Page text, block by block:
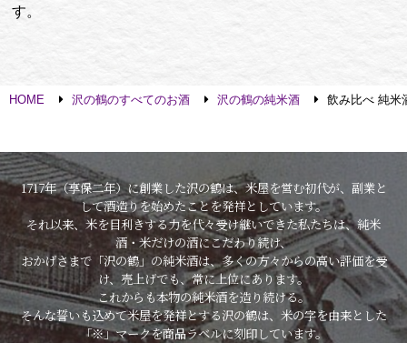
す。
HOME 沢の鶴のすべてのお酒 沢の鶴の純米酒 飲み比べ 純米
1717年（享保二年）に創業した沢の鶴は、米屋を営む初代が、副業と
して酒造りを始めたことを発祥としています。
それ以来、米を目利きする力を代々受け継いできた私たちは、純米
酒・米だけの酒にこだわり続け、
おかげさまで「沢の鶴」の純米酒は、多くの方々からの高い評価を受
け、売上げでも、常に上位にあります。
これからも本物の純米酒を造り続ける。
そんな誓いも込めて米屋を発祥とする沢の鶴は、米の字を由来とした
「※」マークを商品ラベルに刻印しています。